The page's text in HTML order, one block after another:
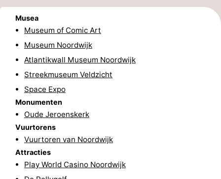
Zee
Alkmaar
Egmond
aan
Noordhollands
duinreservaat
aan
Zee
Natuur
Zuid-
Kennermerland
Amsterdam
Haarlem
Musea
Museum of Comic Art
Museum Noordwijk
Atlantikwall Museum Noordwijk
Streekmuseum Veldzicht
Space Expo
Monumenten
Oude Jeroenskerk
Vuurtorens
Vuurtoren van Noordwijk
Attracties
Play World Casino Noordwijk